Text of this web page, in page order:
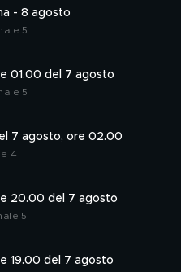
- 8 agosto
5
01.00 del 7 agosto
5
7 agosto, ore 02.00
4
20.00 del 7 agosto
5
19.00 del 7 agosto